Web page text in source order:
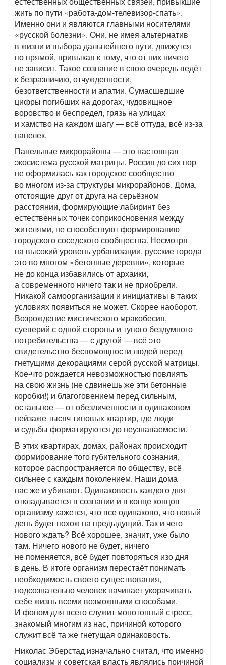
жить по пути «работа-дом-телевизор-спать».
Именно они и являются главными носителями
«русской болезни». Они, не имея альтернатив
в жизни и выбора дальнейшего пути, движутся
по прямой, привыкая к тому, что от них ничего
не зависит. Такое сознание в свою очередь ведёт
к безразличию, отчужденности,
безответственности и апатии. Сумасшедшие
цифры погибших на дорогах, чудовищное
воровство и беспредел, грязь на улицах
и хамство на каждом шагу — всё оттуда, всё из-за
панелек.
Панельные микрорайоны — это настоящая
экосистема русской матрицы. Россия до сих пор
не оформилась как городское сообщество
во многом из-за структуры микрорайонов. Дома,
отстоящие друг от друга на серьёзном
расстоянии, формирующие лабиринт без
естественных точек соприкосновения между
жителями, не способствуют формированию
городского соседского сообщества. Несмотря
на высокий уровень урбанизации, русские города
это во многом «бетонные деревни», которые
не до конца избавились от архаики,
а современного ничего так и не приобрели.
Никакой самоорганизации и инициативы в таких
условиях появиться не может. Скорее наоборот.
Возрождение мистического мракобесия,
суеверий с одной стороны и тупого бездумного
потребительства — с другой — всё это
свидетельство беспомощности людей перед
гнетущими декорациями серой русской матрицы.
Кое-что рождается невозможностью повлиять
на свою жизнь (не сдвинешь же эти бетонные
коробки!) и благоговением перед сильным,
остальное — от обезличенности в одинаковом
пейзаже тысяч типовых квартир, где люди
и судьбы форматируются до неузнаваемости.
В этих квартирах, домах, районах происходит
формирование того губительного сознания,
которое распространяется по обществу, всё
сильнее с каждым поколением. Наши дома
нас же и убивают. Одинаковость каждого дня
откладывается в сознании и в конце концов
организму кажется, что все одинаково, что новый
день будет похож на предыдущий. Так и чего
нового ждать? Всё хорошее, значит, уже было
там. Ничего нового не будет, ничего
не поменяется, всё будет повторяться изо дня
в день. В итоге организм перестаёт понимать
необходимость своего существования,
подсознательно человек начинает укорачивать
себе жизнь всеми возможными способами.
И фоном для всего служит монотонный стресс,
знакомый многим из нас, причиной которого
служит всё та же гнетущая одинаковость.
Николас Эберстад изначально считал, что именно
социализм и советская власть являлись причиной